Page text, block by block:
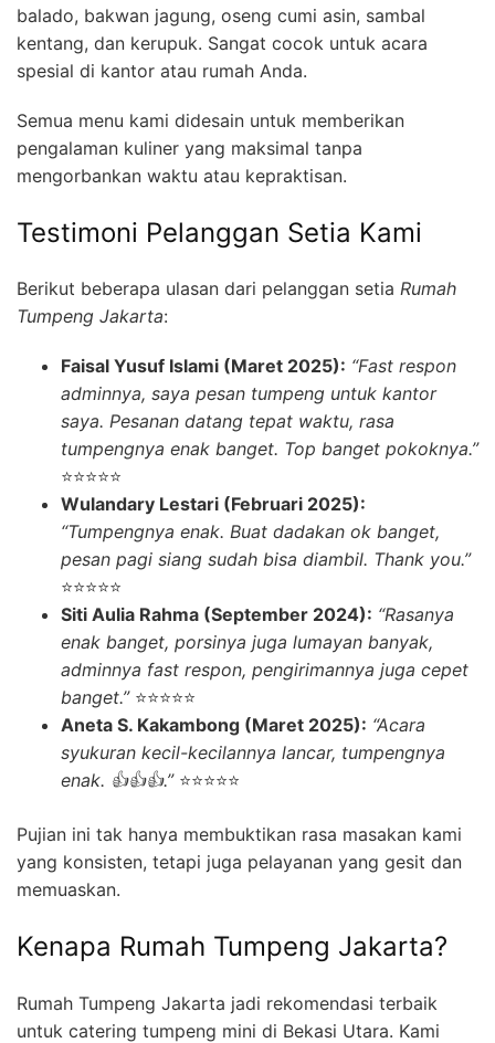
balado, bakwan jagung, oseng cumi asin, sambal
kentang, dan kerupuk. Sangat cocok untuk acara
spesial di kantor atau rumah Anda.
Semua menu kami didesain untuk memberikan
pengalaman kuliner yang maksimal tanpa
mengorbankan waktu atau kepraktisan.
Testimoni Pelanggan Setia Kami
Berikut beberapa ulasan dari pelanggan setia Rumah
Tumpeng Jakarta:
Faisal Yusuf Islami (Maret 2025): “Fast respon
adminnya, saya pesan tumpeng untuk kantor
saya. Pesanan datang tepat waktu, rasa
tumpengnya enak banget. Top banget pokoknya.”
⭐⭐⭐⭐⭐
Wulandary Lestari (Februari 2025):
“Tumpengnya enak. Buat dadakan ok banget,
pesan pagi siang sudah bisa diambil. Thank you.”
⭐⭐⭐⭐⭐
Siti Aulia Rahma (September 2024): “Rasanya
enak banget, porsinya juga lumayan banyak,
adminnya fast respon, pengirimannya juga cepet
banget.”⭐⭐⭐⭐⭐
Aneta S. Kakambong (Maret 2025): “Acara
syukuran kecil-kecilannya lancar, tumpengnya
enak. 👍👍👍.”⭐⭐⭐⭐⭐
Pujian ini tak hanya membuktikan rasa masakan kami
yang konsisten, tetapi juga pelayanan yang gesit dan
memuaskan.
Kenapa Rumah Tumpeng Jakarta?
Rumah Tumpeng Jakarta jadi rekomendasi terbaik
untuk catering tumpeng mini di Bekasi Utara. Kami